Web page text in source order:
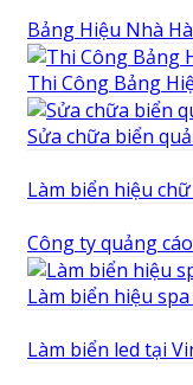
Bảng Hiệu Nhà
Thi Công Bảng
Sửa chữa biển
Làm biển hiệu
Công ty quảng
Làm biển hiệu
Làm biển led tại